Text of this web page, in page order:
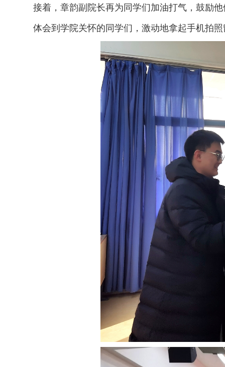
接着，章韵副院长再为同学们加油打气，鼓励
体会到学院关怀的同学们，激动地拿起手机拍